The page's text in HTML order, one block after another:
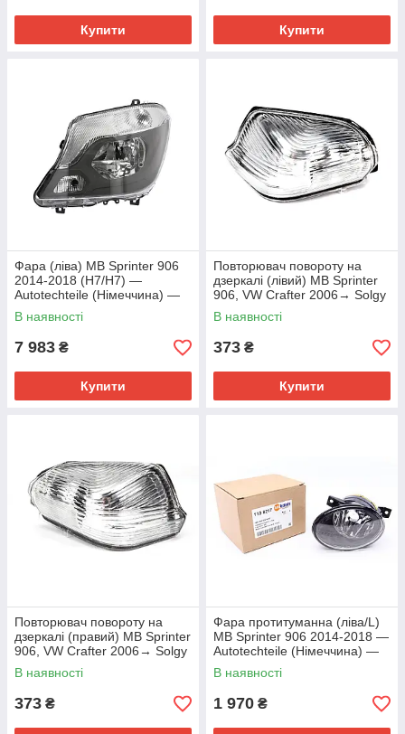
Купити Купити
Фара (ліва) MB Sprinter 906
2014-2018 (H7/H7) —
Autotechteile (Німеччина) —
100 8406
В наявності
7 983 ₴
Купити
Повторювач повороту на
дзеркалі (лівий) MB Sprinter
906, VW Crafter 2006→ Solgy
(Іспанія) — 302007
В наявності
373 ₴
Купити
Повторювач повороту на
дзеркалі (правий) MB Sprinter
906, VW Crafter 2006→ Solgy
(Іспанія) — 302008
В наявності
373 ₴
Фара протитуманна (ліва/L)
MB Sprinter 906 2014-2018 —
Autotechteile (Німеччина) —
110 8217
В наявності
1 970 ₴